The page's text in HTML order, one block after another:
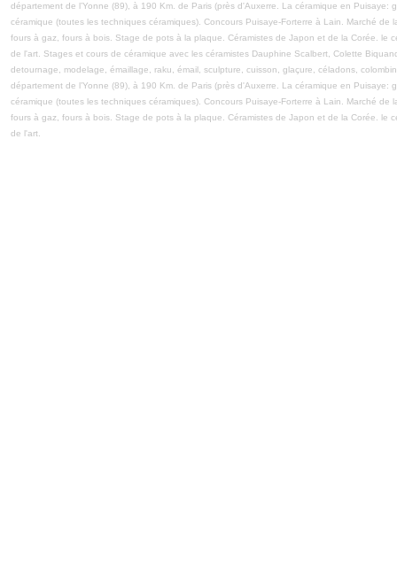
département de l’Yonne (89), à 190 Km. de Paris (près d'Auxerre. La céramique en
céramique (toutes les techniques céramiques). Concours Puisaye-Forterre à Lain. Marché
fours à gaz, fours à bois. Stage de pots à la plaque. Céramistes de Japon et de la Corée. le
de l'art. Stages et cours de céramique avec les céramistes Dauphine Scalbert, Colette
detournage, modelage, émaillage, raku, émail, sculpture, cuisson, glaçure, céladons,
département de l’Yonne (89), à 190 Km. de Paris (près d'Auxerre. La céramique en
céramique (toutes les techniques céramiques). Concours Puisaye-Forterre à Lain. Marché
fours à gaz, fours à bois. Stage de pots à la plaque. Céramistes de Japon et de la Corée. le
de l'art.